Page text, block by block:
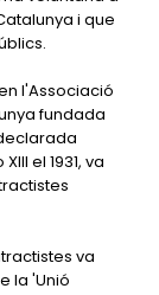
i que
l'Associació
fundada
el 1931, va
va
la 'Unió